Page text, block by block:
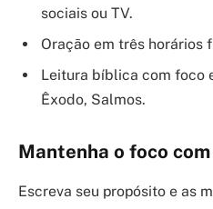
sociais ou TV.
Oração em três horários
Leitura bíblica com foco
Êxodo, Salmos.
Mantenha o foco
Escreva seu propósito e as